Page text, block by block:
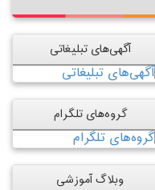
آگهی‌های تبلیغاتی
گروه‌های تلگرام
وبلاگ آموزشی